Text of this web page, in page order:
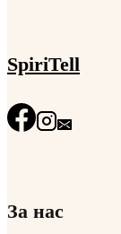
SpiriTell
За нас